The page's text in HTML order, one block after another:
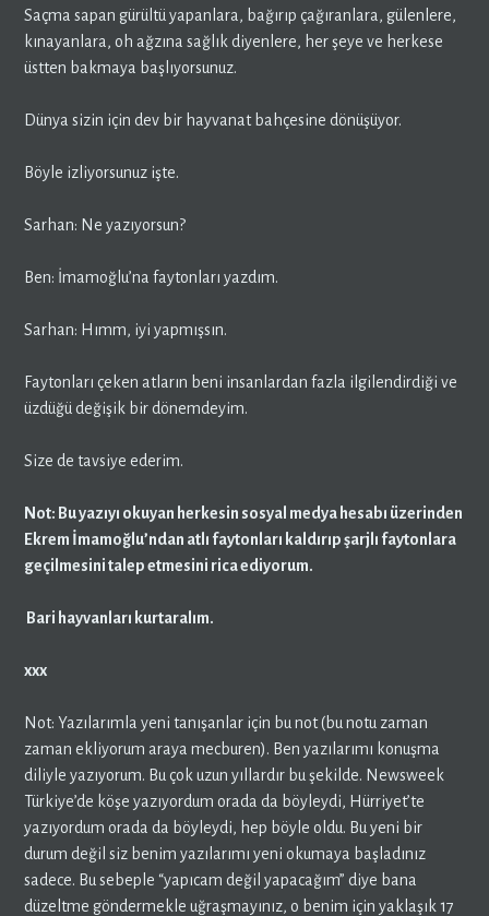
Saçma sapan gürültü yapanlara, bağırıp çağıranlara, gülenlere,
kınayanlara, oh ağzına sağlık diyenlere, her şeye ve herkese
üstten bakmaya başlıyorsunuz.
Dünya sizin için dev bir hayvanat bahçesine dönüşüyor.
Böyle izliyorsunuz işte.
Sarhan: Ne yazıyorsun?
Ben: İmamoğlu’na faytonları yazdım.
Sarhan: Hımm, iyi yapmışsın.
Faytonları çeken atların beni insanlardan fazla ilgilendirdiği ve
üzdüğü değişik bir dönemdeyim.
Size de tavsiye ederim.
Not: Bu yazıyı okuyan herkesin sosyal medya hesabı üzerinden
Ekrem İmamoğlu’ndan atlı faytonları kaldırıp şarjlı faytonlara
geçilmesini talep etmesini rica ediyorum.
Bari hayvanları kurtaralım.
xxx
Not: Yazılarımla yeni tanışanlar için bu not (bu notu zaman
zaman ekliyorum araya mecburen). Ben yazılarımı konuşma
diliyle yazıyorum. Bu çok uzun yıllardır bu şekilde. Newsweek
Türkiye’de köşe yazıyordum orada da böyleydi, Hürriyet’te
yazıyordum orada da böyleydi, hep böyle oldu. Bu yeni bir
durum değil siz benim yazılarımı yeni okumaya başladınız
sadece. Bu sebeple “yapıcam değil yapacağım” diye bana
düzeltme göndermekle uğraşmayınız, o benim için yaklaşık 17